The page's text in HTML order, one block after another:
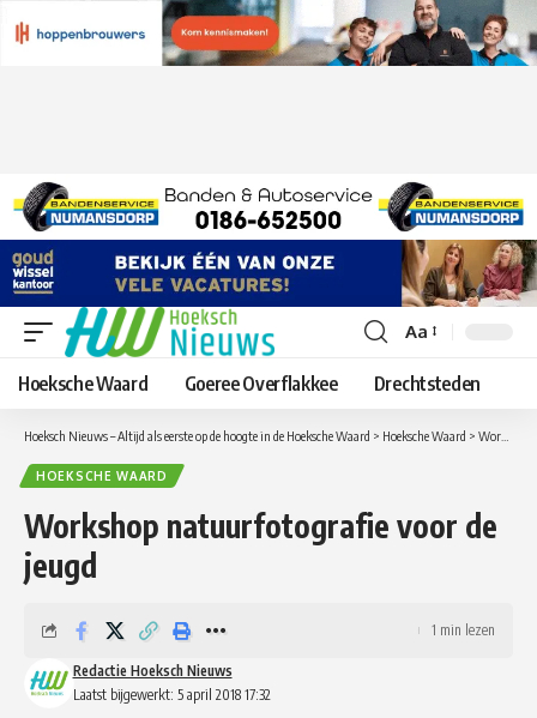
Lettergrootte
aanpassen
Aa
Hoeksche Waard Goeree Overflakkee Drechtsteden
Hoeksch Nieuws – Altijd als eerste op de hoogte in de Hoeksche Waard > Hoeksche Waard > Workshop natuurfotografie voor de jeugd
HOEKSCHE WAARD
Workshop natuurfotografie voor de
jeugd
Laatst bijgewerkt: 5 april 2018 17:32
Redactie Hoeksch Nieuws
1 min lezen